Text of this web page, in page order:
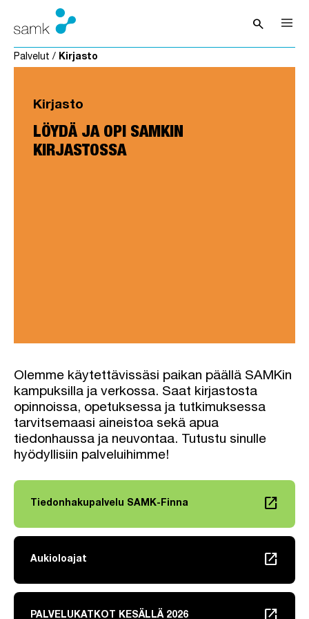
Siirry sisältöön
searchAvaa haku
Palvelut / Kirjasto
Kirjasto
LÖYDÄ JA OPI SAMKIN
KIRJASTOSSA
Olemme käytettävissäsi paikan päällä SAMKin
kampuksilla ja verkossa. Saat kirjastosta
opinnoissa, opetuksessa ja tutkimuksessa
tarvitsemaasi aineistoa sekä apua
tiedonhaussa ja neuvontaa. Tutustu sinulle
hyödyllisiin palveluihimme!
Tiedonhakupalvelu SAMK-Finna
Linkki avautuu uuteen välilehteen launch
Aukioloajat
Linkki avautuu uuteen välilehteen launch
PALVELUKATKOT KESÄLLÄ 2026